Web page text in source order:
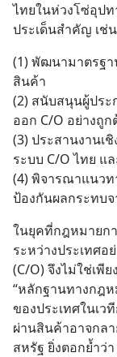
ไทยในห่วงโซ่อุป
ประเด็นสำคัญ เช่น
(1) พัฒนามาตรฐ
สินค้า
(2) สนับสนุนผู้ประ
ออก C/O อย่างถูก
(3) ประสานงานเ
ระบบ C/O ไทย แล
(4) พิจารณาแนว
ป้องกันผลกระทบ
ในยุคที่กฎหมายก
ระหว่างประเทศ
(C/O) จึงไม่ใช่เพี
“หลักฐานทางกฎห
ของประเทศในเ
ผ่านสินค้าอาจกล
สหรัฐ ยิ่งตอกย้ำว่